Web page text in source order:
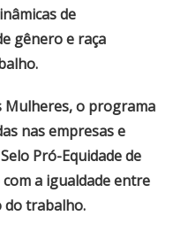
de
gênero e raça
Mulheres, o programa
nas empresas e
Pró-Equidade de
a igualdade entre
do trabalho.